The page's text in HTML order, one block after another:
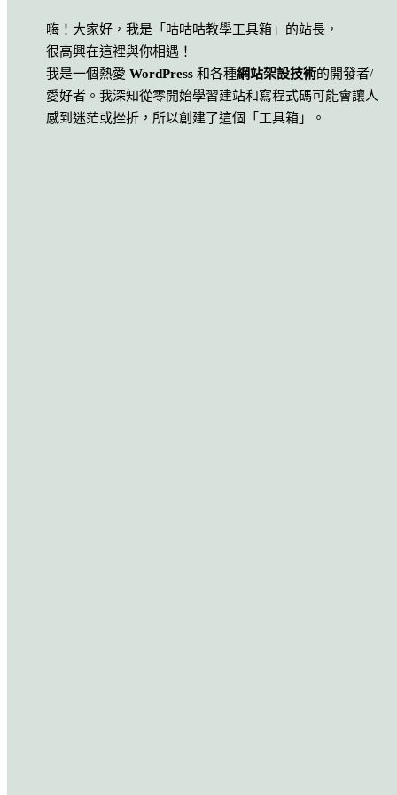
嗨！大家好，我是「咕咕咕教學工具箱」的站長，
很高興在這裡與你相遇！
我是一個熱愛 WordPress 和各種網站架設技術的開發者/
愛好者。我深知從零開始學習建站和寫程式碼可能會讓人
感到迷茫或挫折，所以創建了這個「工具箱」。